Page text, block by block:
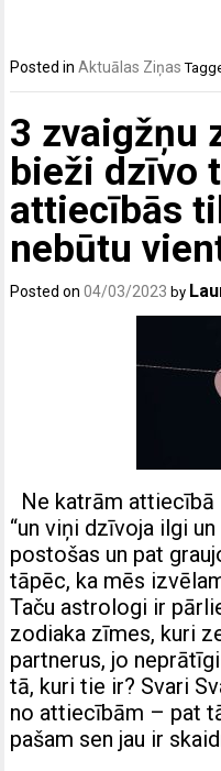
Posted inAktuālas Ziņas
3 zvaigžņu
bieži dzīvo
attiecībās
nebūtu
Posted on04/03/2023 by
Ne katrām
“un viņi dzīvoja ilgi
postošas un pat
tāpēc, ka mēs
Taču astrologi ir
zodiaka zīmes, kuri
partnerus, jo
tā, kuri tie ir? Svari
no attiecībām – pat
pašam sen jau ir